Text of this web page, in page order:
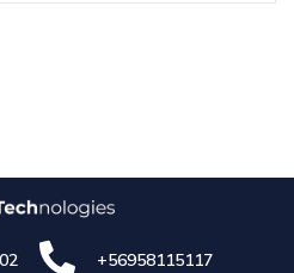
+56958115117